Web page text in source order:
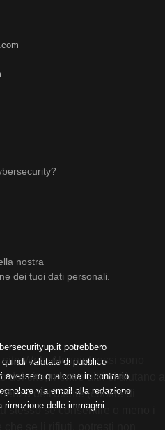
nostra
dei tuoi dati personali.
potrebbero
valutate di pubblico
avessero qualcosa in contrario
via email alla redazione
rimozione delle immagini
Web. Alcuni di essi sono
del sito, mentre altri ci aiutano a
dell'utente (cookie di
stesso se consentire o meno i
se li rifiuti, potresti non